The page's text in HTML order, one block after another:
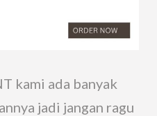
kami ada banyak
jadi jangan ragu